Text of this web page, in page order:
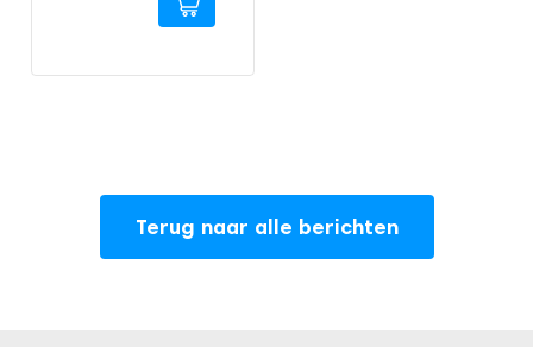
Terug naar alle berichten